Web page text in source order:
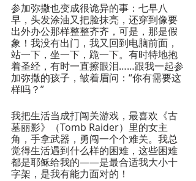
参加弥撒也变成很诡异的事：七早八
早，头发涂油又把脸抹亮，还穿到像要
出外办公那样整整齐齐，可是，那是假
象！我没有出门，我又回到电脑前面，
站一下，坐一下，跪一下。有时特地抱
着圣经，有时一直擦眼泪……跟我一起参
加弥撒的孩子，皱着眉问：“你有需要这
样吗？”
我把生活当成打闯关游戏，最喜欢《古
墓丽影》（Tomb Raider）里的女主
角，手拿武器，勇闯一个个难关。我总
觉得生活遇到什么样的困难，这些困难
都是耶稣给我的——是最合适我大小十
字架，是我有能力面对的！